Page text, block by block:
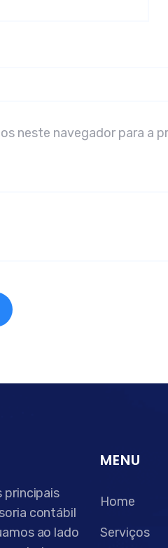
neste navegador para a
principais
contábil
ao lado
MENU
Home
Serviços